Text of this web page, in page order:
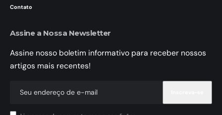
Contato
Assine a Nossa Newsletter
Assine nosso boletim informativo para receber nossos
artigos mais recentes!